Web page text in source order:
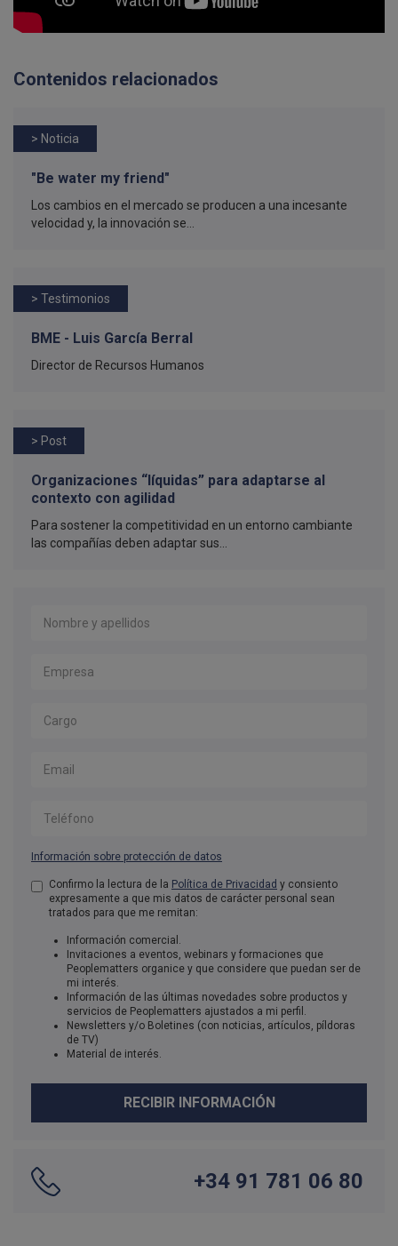
Contenidos relacionados
> Noticia
"Be water my friend"
Los cambios en el mercado se producen a una incesante
velocidad y, la innovación se...
> Testimonios
BME - Luis García Berral
Director de Recursos Humanos
> Post
Organizaciones “líquidas” para adaptarse al
contexto con agilidad
Para sostener la competitividad en un entorno cambiante
las compañías deben adaptar sus...
Información sobre protección de datos
Aceptación de condiciones*
Confirmo la lectura de la Política de Privacidad y consiento
expresamente a que mis datos de carácter personal sean
tratados para que me remitan:
Información comercial.
Invitaciones a eventos, webinars y formaciones que
Peoplematters organice y que considere que puedan ser de
mi interés.
Información de las últimas novedades sobre productos y
servicios de Peoplematters ajustados a mi perfil.
Newsletters y/o Boletines (con noticias, artículos, píldoras
de TV)
Material de interés.
RECIBIR INFORMACIÓN
+34 91 781 06 80